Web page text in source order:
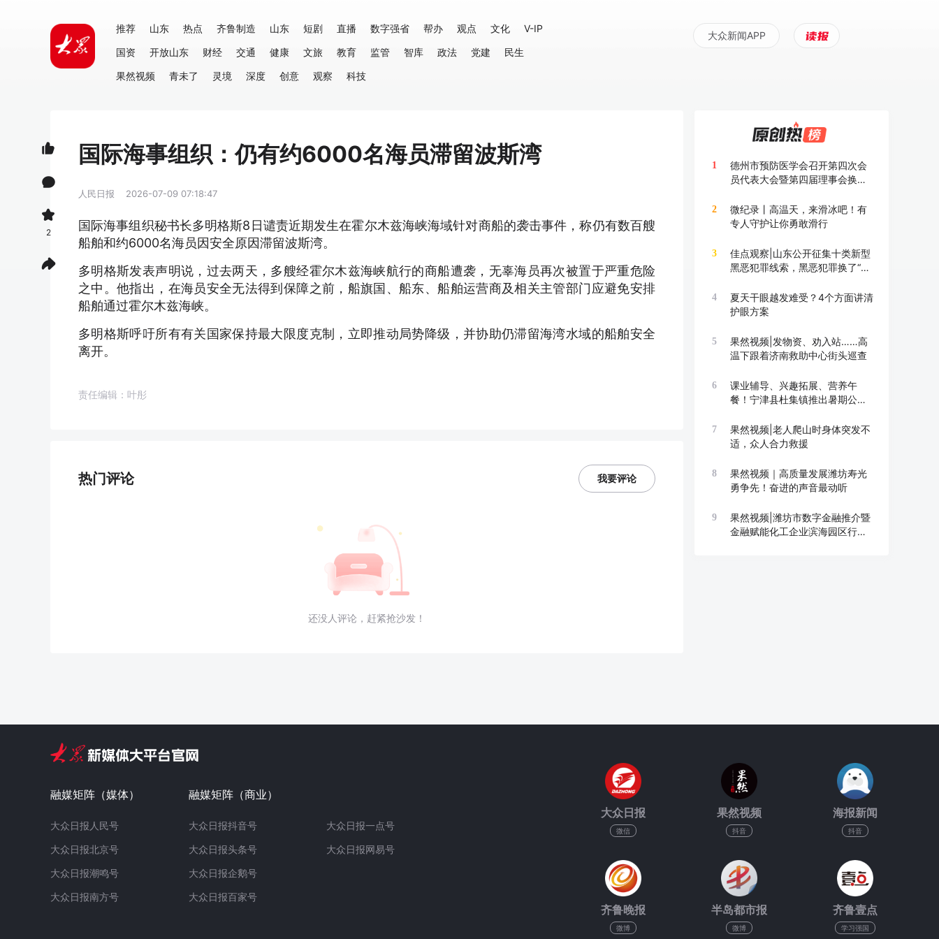
推荐 山东 热点 齐鲁制造 山东 短剧 直播 数字强省 帮办 观点 文化
V-IP
国资
开放山东 财经 交通 健康 文旅 教育 监管 智库 政法 党建
民生
果然视频
青未了 灵境 深度 创意 观察 科技
大众新闻APP
国际海事组织：仍有约6000名海员滞留波斯湾
人民日报 2026-07-09 07:18:47
国际海事组织秘书长多明格斯8日谴责近期发生在霍尔木兹海峡海域针对商船的袭击事件，称仍有数百艘
船舶和约6000名海员因安全原因滞留波斯湾。
多明格斯发表声明说，过去两天，多艘经霍尔木兹海峡航行的商船遭袭，无辜海员再次被置于严重危险
之中。他指出，在海员安全无法得到保障之前，船旗国、船东、船舶运营商及相关主管部门应避免安排
船舶通过霍尔木兹海峡。
多明格斯呼吁所有有关国家保持最大限度克制，立即推动局势降级，并协助仍滞留海湾水域的船舶安全
离开。
责任编辑：叶彤
热门评论 我要评论
还没人评论，赶紧抢沙发！
2
1
德州市预防医学会召开第四次会
员代表大会暨第四届理事会换届
2
微纪录丨高温天，来滑冰吧！有
专人守护让你勇敢滑行
3
佳点观察|山东公开征集十类新型
黑恶犯罪线索，黑恶犯罪换了“马
4
夏天干眼越发难受？4个方面讲清
护眼方案
5
果然视频|发物资、劝入站……高
温下跟着济南救助中心街头巡查
6
课业辅导、兴趣拓展、营养午
餐！宁津县杜集镇推出暑期公益
7
果然视频|老人爬山时身体突发不
适，众人合力救援
8
果然视频｜高质量发展潍坊寿光
勇争先！奋进的声音最动听
9
果然视频|潍坊市数字金融推介暨
金融赋能化工企业滨海园区行举
融媒矩阵（媒体）
大众日报人民号
大众日报北京号
大众日报潮鸣号
大众日报南方号
融媒矩阵（商业）
大众日报抖音号
大众日报头条号
大众日报企鹅号
大众日报百家号
大众日报一点号
大众日报网易号
大众日报
微信
果然视频
抖音
海报新闻
抖音
齐鲁晚报
微博
半岛都市报
微博
齐鲁壹点
学习强国